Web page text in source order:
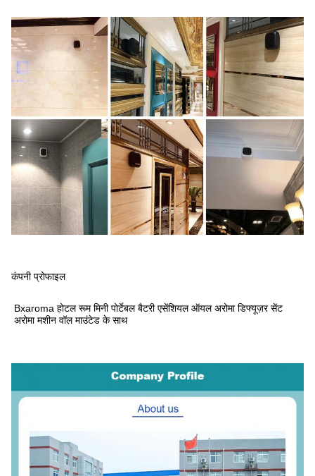
कंपनी प्रोफाइल
Bxaroma होटल रूम मिनी पोर्टेबल बैटरी एसेंशियल ऑयल अरोमा डिफ्यूज़र सेंट
अरोमा मशीन वॉल माउंटेड के साथ